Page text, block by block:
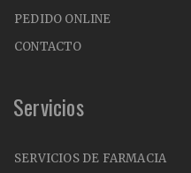
PEDIDO ONLINE
CONTACTO
Servicios
SERVICIOS DE FARMACIA